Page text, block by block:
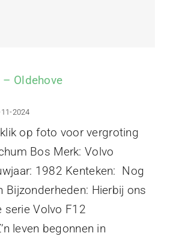
Oldehove
2024
op foto voor vergroting
Bos Merk: Volvo
1982 Kenteken: Nog
Bijzonderheden: Hierbij ons
serie Volvo F12
leven begonnen in